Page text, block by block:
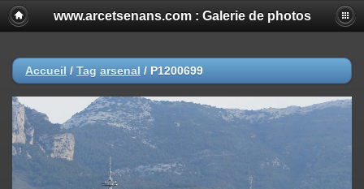
www.arcetsenans.com : Galerie de photos
Accueil / Tag arsenal / P1200699